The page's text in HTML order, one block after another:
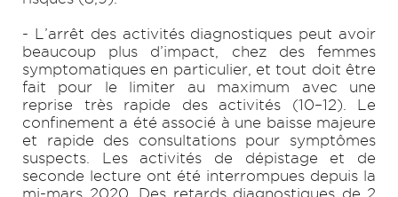
- L’arrêt des activités diagnostiques peut avoir
beaucoup plus d’impact, chez des femmes
symptomatiques en particulier, et tout doit être
fait pour le limiter au maximum avec une
reprise très rapide des activités (10–12). Le
confinement a été associé à une baisse majeure
et rapide des consultations pour symptômes
suspects. Les activités de dépistage et de
seconde lecture ont été interrompues depuis la
mi-mars 2020. Des retards diagnostiques de 2